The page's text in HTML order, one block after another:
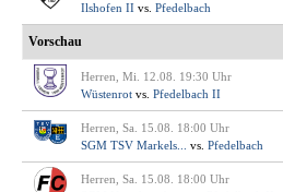
Ilshofen II vs. Pfedelbach
Vorschau
Herren, Mi. 12.08. 19:30 Uhr
Wüstenrot vs. Pfedelbach II
Herren, Sa. 15.08. 18:00 Uhr
SGM TSV Markels...
vs. Pfedelbach
Herren, Sa. 15.08. 18:00 Uhr